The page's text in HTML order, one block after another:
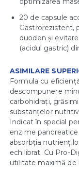
20 de capsule
Gastrorezistent,
duoden și
(acidul gastric)
ASIMILARE
Formula cu
descompunere
carbohidrați,
substanțelor
Indicat în special
enzime
absorbția
echilibrat. Cu Pro-
utilitate maximă de